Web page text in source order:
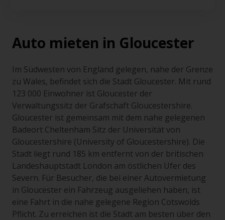
Auto mieten in Gloucester
Im Südwesten von England gelegen, nahe der Grenze
zu Wales, befindet sich die Stadt Gloucester. Mit rund
123 000 Einwohner ist Gloucester der
Verwaltungssitz der Grafschaft Gloucestershire.
Gloucester ist gemeinsam mit dem nahe gelegenen
Badeort Cheltenham Sitz der Universität von
Gloucestershire (University of Gloucestershire). Die
Stadt liegt rund 185 km entfernt von der britischen
Landeshauptstadt London am östlichen Ufer des
Severn. Für Besucher, die bei einer Autovermietung
in Gloucester ein Fahrzeug ausgeliehen haben, ist
eine Fahrt in die nahe gelegene Region Cotswolds
Pflicht. Zu erreichen ist die Stadt am besten über den